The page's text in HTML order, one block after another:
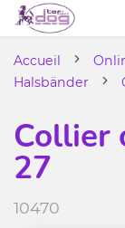
Accueil
Halsbänder
Collier
27
10470